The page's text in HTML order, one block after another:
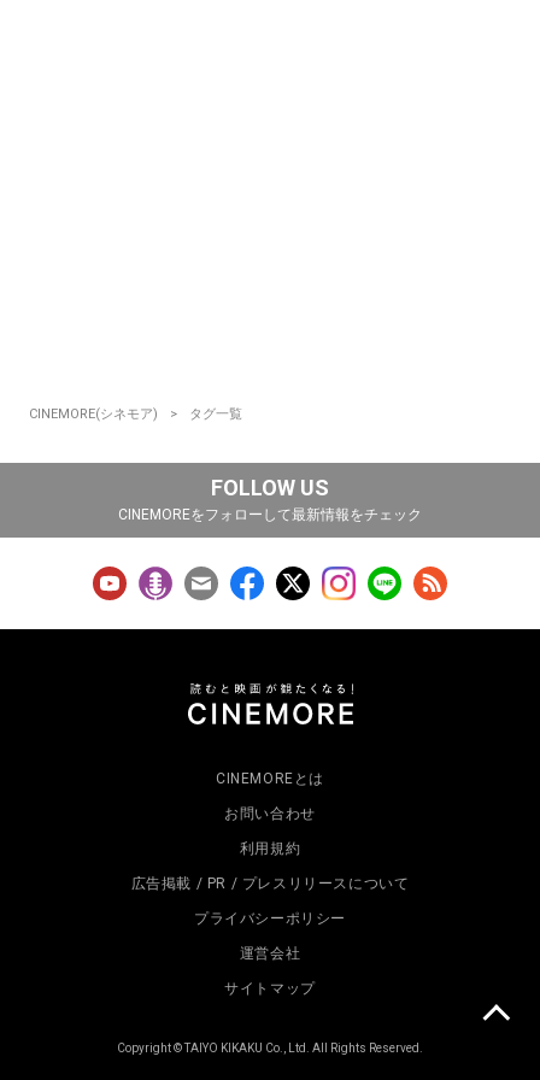
CINEMORE(シネモア) タグ一覧
FOLLOW US
CINEMOREをフォローして最新情報をチェック
CINEMOREとは
お問い合わせ
利用規約
広告掲載 / PR / プレスリリースについて
プライバシーポリシー
運営会社
サイトマップ
Copyright © TAIYO KIKAKU Co., Ltd. All Rights Reserved.